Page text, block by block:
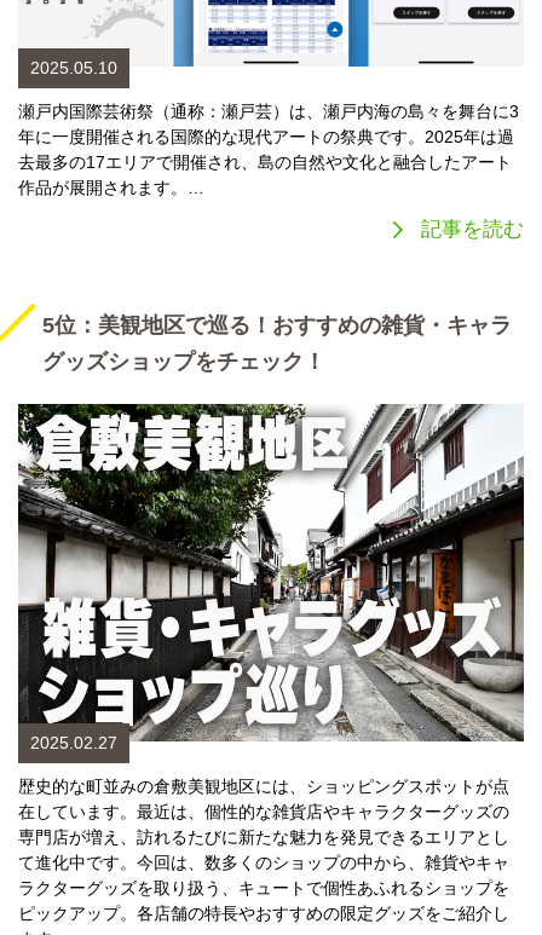
2025.05.10
瀬戸内国際芸術祭（通称：瀬戸芸）は、瀬戸内海の島々を舞台に3
年に一度開催される国際的な現代アートの祭典です。2025年は過
去最多の17エリアで開催され、島の自然や文化と融合したアート
作品が展開されます。…
記事を読む
5位：美観地区で巡る！おすすめの雑貨・キャラ
グッズショップをチェック！
2025.02.27
歴史的な町並みの倉敷美観地区には、ショッピングスポットが点
在しています。最近は、個性的な雑貨店やキャラクターグッズの
専門店が増え、訪れるたびに新たな魅力を発見できるエリアとし
て進化中です。今回は、数多くのショップの中から、雑貨やキャ
ラクターグッズを取り扱う、キュートで個性あふれるショップを
ピックアップ。各店舗の特長やおすすめの限定グッズをご紹介し